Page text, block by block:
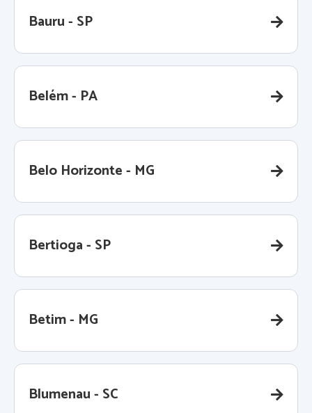
Bauru - SP
Belém - PA
Belo Horizonte - MG
Bertioga - SP
Betim - MG
Blumenau - SC